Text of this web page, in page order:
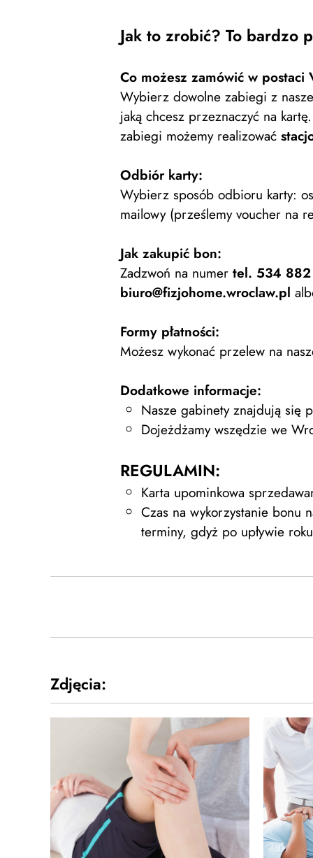
Jak to zrobić? To bardzo
Co możesz zamówić w postaci
Wybierz dowolne zabiegi z
jaką chcesz przeznaczyć na
zabiegi możemy realizować
Odbiór karty:
Wybierz sposób odbioru karty:
mailowy (prześlemy voucher na
Jak zakupić bon:
Zadzwoń na numer tel. 534
biuro@fizjohome.wroclaw.pl
Formy płatności:
Możesz wykonać przelew na
Dodatkowe informacje:
Nasze gabinety znajdują się
Dojeżdżamy wszędzie we
REGULAMIN:
Karta upominkowa
Czas na wykorzystanie bonu
terminy, gdyż po upływie
Zdjęcia: